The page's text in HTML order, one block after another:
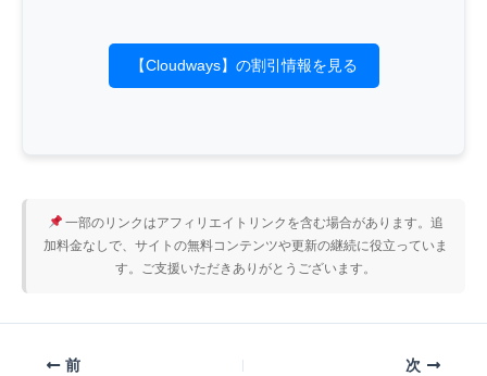
【Cloudways】の割引情報を見る
一部のリンクはアフィリエイトリンクを含む場合があります。追
加料金なしで、サイトの無料コンテンツや更新の継続に役立っていま
す。ご支援いただきありがとうございます。
前 次